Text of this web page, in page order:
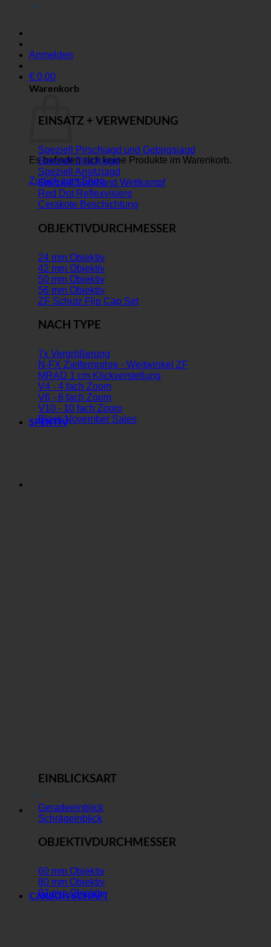
Anmelden
€ 0,00
Warenkorb
Es befinden sich keine Produkte im Warenkorb.
Zurück zum Shop
EINSATZ + VERWENDUNG
Speziell Pirschjagd und Gebirgsjagd
Speziell Drückjagd
Speziell Ansitzjagd
Speziell Sport und Wettkampf
Red Dot Reflexvisiere
Cerakote Beschichtung
OBJEKTIVDURCHMESSER
24 mm Objektiv
42 mm Objektiv
50 mm Objektiv
56 mm Objektiv
ZF Schutz Flip Cap Set
NACH TYPE
7x Vergrößerung
N-FX Zielfernrohre - Weitwinkel ZF
MRAD 1 cm Klickverstellung
V4 - 4 fach Zoom
V6 - 6 fach Zoom
V10 - 10 fach Zoom
Black November Sales
SPEKTIV
EINBLICKSART
Geradeeinblick
Schrägeinblick
OBJEKTIVDURCHMESSER
60 mm Objektiv
80 mm Objektiv
82 mm Objektiv
CARBON SCHAFT